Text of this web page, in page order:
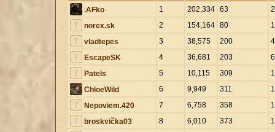
.AFko 1 202,334 63
norex.sk
2 154,164 80
vladtepes
3 38,575 200
4
EscapeSK
4 36,681 203
6
Patels
5 10,115 309
1
ChloeWild
6 9,949 311
1
Nepoviem.420
7 6,758 358
1
broskvička03
8 6,010 373
1